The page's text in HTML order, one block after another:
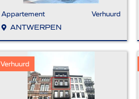
Appartement Verhuurd
ANTWERPEN
Verhuurd